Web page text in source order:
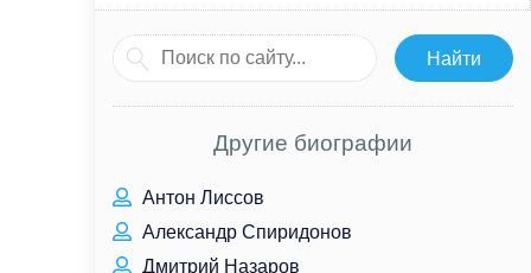
Другие биографии
Антон Лиссов
Александр Спиридонов
Дмитрий Назаров